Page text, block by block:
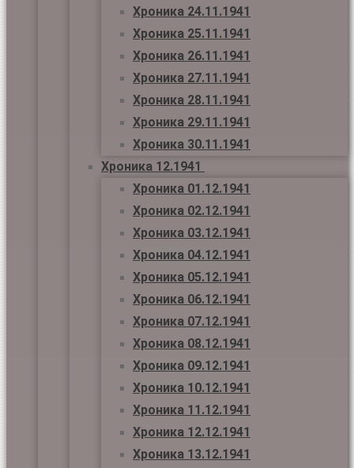
Хроника 24.11.1941
Хроника 25.11.1941
Хроника 26.11.1941
Хроника 27.11.1941
Хроника 28.11.1941
Хроника 29.11.1941
Хроника 30.11.1941
Хроника 12.1941
Хроника 01.12.1941
Хроника 02.12.1941
Хроника 03.12.1941
Хроника 04.12.1941
Хроника 05.12.1941
Хроника 06.12.1941
Хроника 07.12.1941
Хроника 08.12.1941
Хроника 09.12.1941
Хроника 10.12.1941
Хроника 11.12.1941
Хроника 12.12.1941
Хроника 13.12.1941